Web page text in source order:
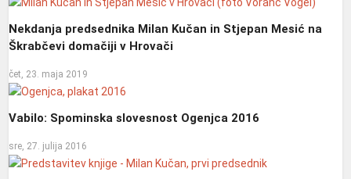
Nekdanja predsednika Milan Kučan in Stjepan Mesić na
Škrabčevi domačiji v Hrovači
čet, 23. maja 2019
Vabilo: Spominska slovesnost Ogenjca 2016
sre, 27. julija 2016